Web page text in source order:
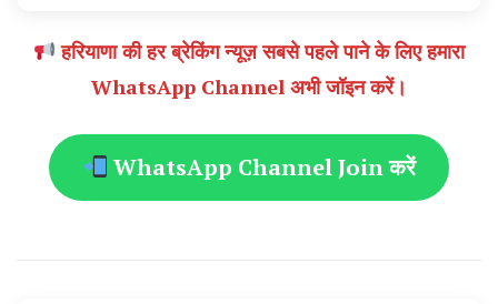
हरियाणा की हर ब्रेकिंग न्यूज़ सबसे पहले पाने के लिए हमारा
WhatsApp Channel अभी जॉइन करें।
WhatsApp Channel Join करें